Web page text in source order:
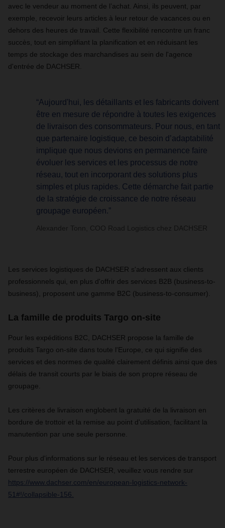
avec le vendeur au moment de l’achat. Ainsi, ils peuvent, par
exemple, recevoir leurs articles à leur retour de vacances ou en
dehors des heures de travail. Cette flexibilité rencontre un franc
succès, tout en simplifiant la planification et en réduisant les
temps de stockage des marchandises au sein de l'agence
d'entrée de DACHSER.
“Aujourd'hui, les détaillants et les fabricants doivent
être en mesure de répondre à toutes les exigences
de livraison des consommateurs. Pour nous, en tant
que partenaire logistique, ce besoin d’adaptabilité
implique que nous devions en permanence faire
évoluer les services et les processus de notre
réseau, tout en incorporant des solutions plus
simples et plus rapides. Cette démarche fait partie
de la stratégie de croissance de notre réseau
groupage européen.”
Alexander Tonn, COO Road Logistics chez DACHSER
Les services logistiques de DACHSER s'adressent aux clients
professionnels qui, en plus d'offrir des services B2B (business-to-
business), proposent une gamme B2C (business-to-consumer).
La famille de produits Targo on-site
Pour les expéditions B2C, DACHSER propose la famille de
produits Targo on-site dans toute l'Europe, ce qui signifie des
services et des normes de qualité clairement définis ainsi que des
délais de transit courts par le biais de son propre réseau de
groupage.
Les critères de livraison englobent la gratuité de la livraison en
bordure de trottoir et la remise au point d'utilisation, facilitant la
manutention par une seule personne.
Pour plus d'informations sur le réseau et les services de transport
terrestre européen de DACHSER, veuillez vous rendre sur
https://www.dachser.com/en/european-logistics-network-
51#!/collapsible-156.